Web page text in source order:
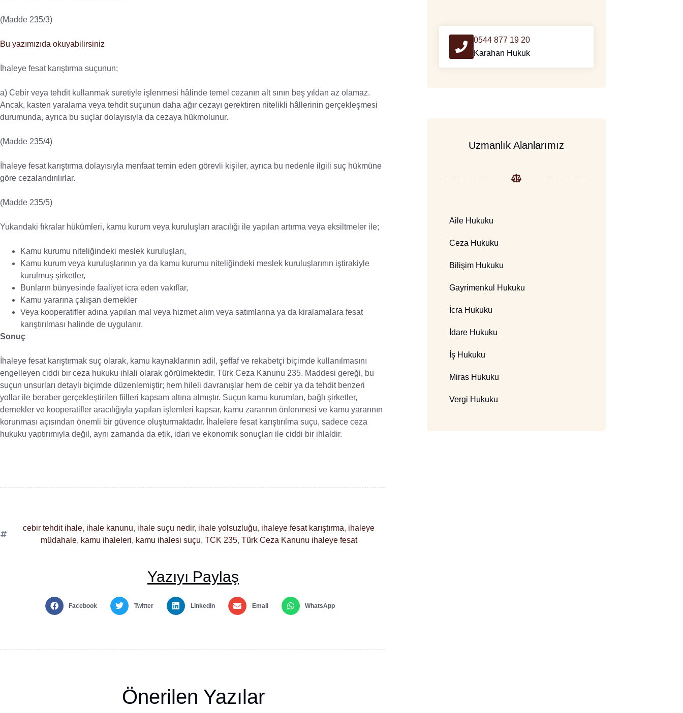
(Madde 235/3)
Bu yazımızıda okuyabilirsiniz
İhaleye fesat karıştırma suçunun;
a) Cebir veya tehdit kullanmak suretiyle işlenmesi hâlinde temel cezanın alt sınırı beş yıldan az olamaz.
Ancak, kasten yaralama veya tehdit suçunun daha ağır cezayı gerektiren nitelikli hâllerinin gerçekleşmesi
durumunda, ayrıca bu suçlar dolayısıyla da cezaya hükmolunur.
(Madde 235/4)
İhaleye fesat karıştırma dolayısıyla menfaat temin eden görevli kişiler, ayrıca bu nedenle ilgili suç hükmüne
göre cezalandırılırlar.
(Madde 235/5)
Yukarıdaki fıkralar hükümleri, kamu kurum veya kuruluşları aracılığı ile yapılan artırma veya eksiltmeler ile;
Kamu kurumu niteliğindeki meslek kuruluşları,
Kamu kurum veya kuruluşlarının ya da kamu kurumu niteliğindeki meslek kuruluşlarının iştirakiyle
kurulmuş şirketler,
Bunların bünyesinde faaliyet icra eden vakıflar,
Kamu yararına çalışan dernekler
Veya kooperatifler adına yapılan mal veya hizmet alım veya satımlarına ya da kiralamalara fesat
karıştırılması halinde de uygulanır.
Sonuç
İhaleye fesat karıştırmak suç olarak, kamu kaynaklarının adil, şeffaf ve rekabetçi biçimde kullanılmasını
engelleyen ciddi bir ceza hukuku ihlali olarak görülmektedir. Türk Ceza Kanunu 235. Maddesi gereği, bu
suçun unsurları detaylı biçimde düzenlemiştir; hem hileli davranışlar hem de cebir ya da tehdit benzeri
yollar ile beraber gerçekleştirilen fiilleri kapsam altına almıştır. Suçun kamu kurumları, bağlı şirketler,
dernekler ve kooperatifler aracılığıyla yapılan işlemleri kapsar, kamu zararının önlenmesi ve kamu yararının
korunması açısından önemli bir güvence oluşturmaktadır. İhalelere fesat karıştırılma suçu, sadece ceza
hukuku yaptırımıyla değil, aynı zamanda da etik, idari ve ekonomik sonuçları ile ciddi bir ihlaldir.
cebir tehdit ihale, ihale kanunu, ihale suçu nedir, ihale yolsuzluğu, ihaleye fesat karıştırma, ihaleye
müdahale, kamu ihaleleri, kamu ihalesi suçu, TCK 235, Türk Ceza Kanunu ihaleye fesat
Yazıyı Paylaş
Facebook Twitter LinkedIn Email WhatsApp
Önerilen Yazılar
0544 877 19 20
Karahan Hukuk
Uzmanlık Alanlarımız
Aile Hukuku
Ceza Hukuku
Bilişim Hukuku
Gayrimenkul Hukuku
İcra Hukuku
İdare Hukuku
İş Hukuku
Miras Hukuku
Vergi Hukuku